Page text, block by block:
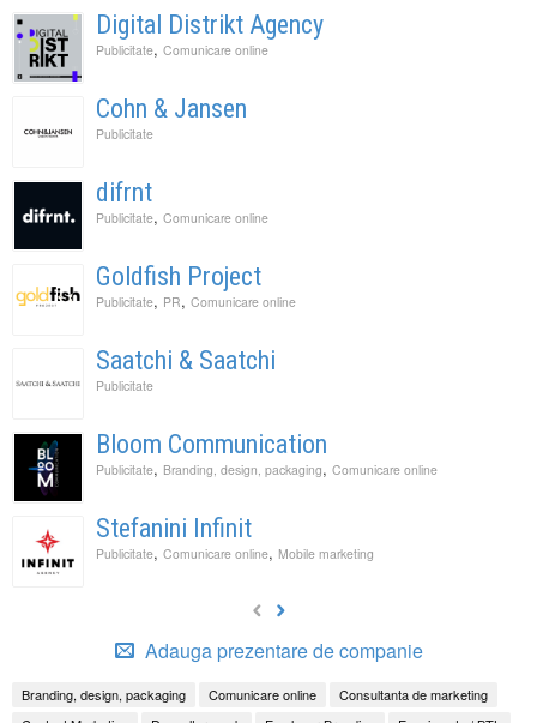
Digital Distrikt Agency
Publicitate, Comunicare online
Cohn & Jansen
Publicitate
difrnt
Publicitate, Comunicare online
Goldfish Project
Publicitate, PR, Comunicare online
Saatchi & Saatchi
Publicitate
Bloom Communication
Publicitate, Branding, design, packaging, Comunicare online
Stefanini Infinit
Publicitate, Comunicare online, Mobile marketing
Adauga prezentare de companie
Branding, design, packaging Comunicare online
Consultanta de marketing